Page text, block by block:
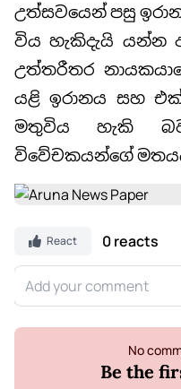
උත්සවයෙන් පසු
විය හැකිදැයි
උත්තරීතර
යළි ඉරානය සහ
මතුවිය හැකි
විවේචකයන්ගේ
React 0 reacts
No
Be the